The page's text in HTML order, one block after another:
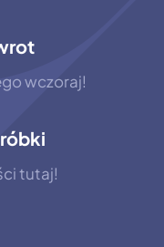
wczoraj!
tutaj!